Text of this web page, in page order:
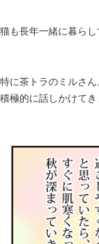
猫も長年一緒に暮らし
特に茶トラのミルさん
積極的に話しかけてき